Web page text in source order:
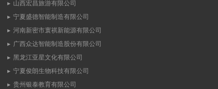
山西宏昌旅游有限公司
宁夏盛德智能制造有限公司
河南新密市寰祺新能源有限公司
广西众达智能制造股份有限公司
黑龙江亚星文化有限公司
宁夏俊朗生物科技有限公司
贵州银泰教育有限公司